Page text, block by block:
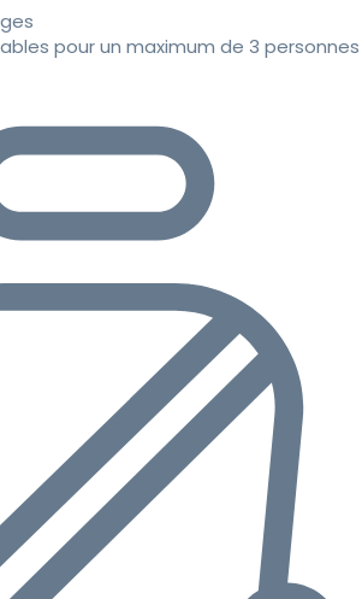
pour un maximum de 3 personnes